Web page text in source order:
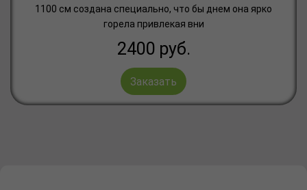
1100 см создана специально, что бы днем она ярко
горела привлекая вни
2400 руб.
Заказать